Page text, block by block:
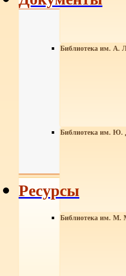
Библиотека им. А.
Библиотека им. Ю.
Библиотека им. М.
Ресурсы